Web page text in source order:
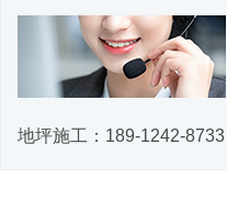
地坪施工： 189-1242-8733